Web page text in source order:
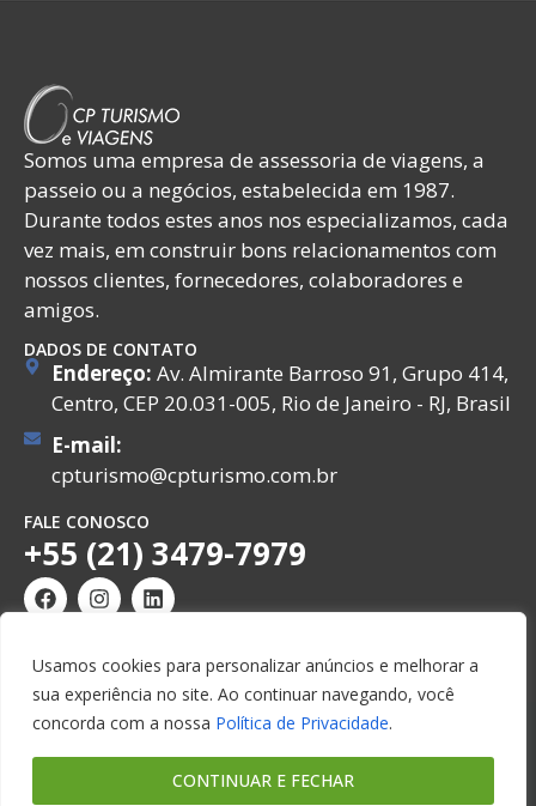
Usamos cookies para personalizar anúncios e melhorar a
sua experiência no site. Ao continuar navegando, você
concorda com a nossa Política de Privacidade.
CONTINUAR E FECHAR
Somos uma empresa de assessoria de viagens, a
passeio ou a negócios, estabelecida em 1987.
Durante todos estes anos nos especializamos, cada
vez mais, em construir bons relacionamentos com
nossos clientes, fornecedores, colaboradores e
amigos.
DADOS DE CONTATO
Endereço: Av. Almirante Barroso 91, Grupo 414,
Centro, CEP 20.031-005, Rio de Janeiro - RJ, Brasil
E-mail:
cpturismo@cpturismo.com.br
FALE CONOSCO
+55 (21) 3479-7979
© Copyright 2026. CP Turismo e Viagens. Todos os